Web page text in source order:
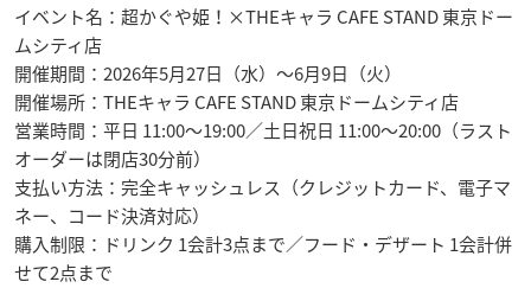
イベント名：超かぐや姫！×THEキャラ CAFE STAND 東京ドー
ムシティ店
開催期間：2026年5月27日（水）〜6月9日（火）
開催場所：THEキャラ CAFE STAND 東京ドームシティ店
営業時間：平日 11:00〜19:00／土日祝日 11:00〜20:00（ラスト
オーダーは閉店30分前）
支払い方法：完全キャッシュレス（クレジットカード、電子マ
ネー、コード決済対応）
購入制限：ドリンク 1会計3点まで／フード・デザート 1会計併
せて2点まで